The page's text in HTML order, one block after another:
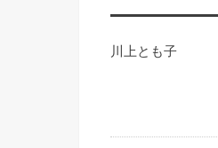
川上とも子